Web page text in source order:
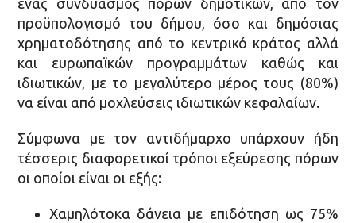
ένας συνδυασμός πόρων δημοτικών, από τον
προϋπολογισμό του δήμου, όσο και δημόσιας
χρηματοδότησης από το κεντρικό κράτος αλλά
και ευρωπαϊκών προγραμμάτων καθώς και
ιδιωτικών, με το μεγαλύτερο μέρος τους (80%)
να είναι από μοχλεύσεις ιδιωτικών κεφαλαίων.
Σύμφωνα με τον αντιδήμαρχο υπάρχουν ήδη
τέσσερις διαφορετικοί τρόποι εξεύρεσης πόρων
οι οποίοι είναι οι εξής:
Χαμηλότοκα δάνεια με επιδότηση ως 75%